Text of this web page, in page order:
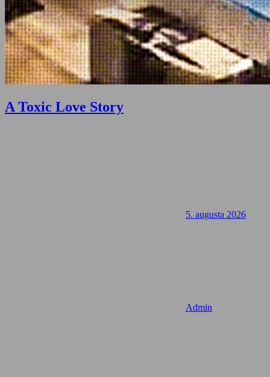
A Toxic Love Story
5. augusta 2026
Admin